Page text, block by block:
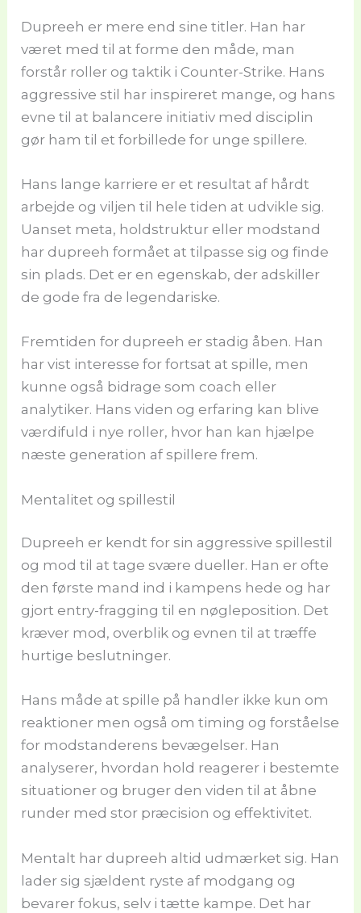
Dupreeh er mere end sine titler. Han har
været med til at forme den måde, man
forstår roller og taktik i Counter-Strike. Hans
aggressive stil har inspireret mange, og hans
evne til at balancere initiativ med disciplin
gør ham til et forbillede for unge spillere.
Hans lange karriere er et resultat af hårdt
arbejde og viljen til hele tiden at udvikle sig.
Uanset meta, holdstruktur eller modstand
har dupreeh formået at tilpasse sig og finde
sin plads. Det er en egenskab, der adskiller
de gode fra de legendariske.
Fremtiden for dupreeh er stadig åben. Han
har vist interesse for fortsat at spille, men
kunne også bidrage som coach eller
analytiker. Hans viden og erfaring kan blive
værdifuld i nye roller, hvor han kan hjælpe
næste generation af spillere frem.
Mentalitet og spillestil
Dupreeh er kendt for sin aggressive spillestil
og mod til at tage svære dueller. Han er ofte
den første mand ind i kampens hede og har
gjort entry-fragging til en nøgleposition. Det
kræver mod, overblik og evnen til at træffe
hurtige beslutninger.
Hans måde at spille på handler ikke kun om
reaktioner men også om timing og forståelse
for modstanderens bevægelser. Han
analyserer, hvordan hold reagerer i bestemte
situationer og bruger den viden til at åbne
runder med stor præcision og effektivitet.
Mentalt har dupreeh altid udmærket sig. Han
lader sig sjældent ryste af modgang og
bevarer fokus, selv i tætte kampe. Det har